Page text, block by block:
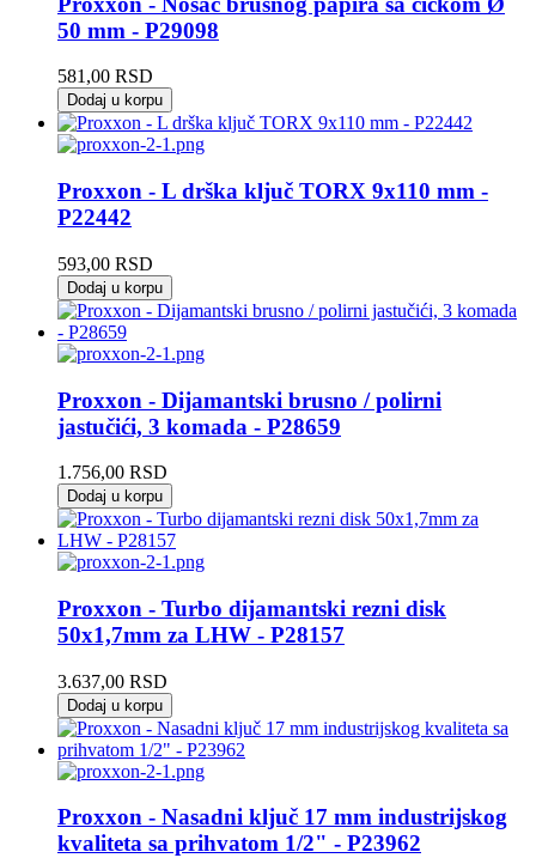
50 mm - P29098
581,00 RSD
Dodaj u korpu
Proxxon - L drška ključ TORX 9x110 mm -
P22442
593,00 RSD
Dodaj u korpu
Proxxon - Dijamantski brusno / polirni
jastučići, 3 komada - P28659
1.756,00 RSD
Dodaj u korpu
Proxxon - Turbo dijamantski rezni disk
50x1,7mm za LHW - P28157
3.637,00 RSD
Dodaj u korpu
Proxxon - Nasadni ključ 17 mm industrijskog
kvaliteta sa prihvatom 1/2" - P23962